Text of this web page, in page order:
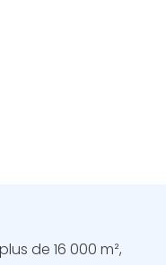
de 16 000 m²,